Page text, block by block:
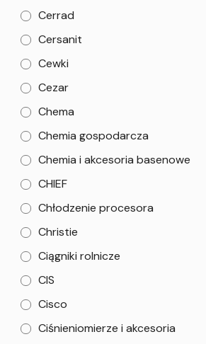
Cerrad
Cersanit
Cewki
Cezar
Chema
Chemia gospodarcza
Chemia i akcesoria basenowe
CHIEF
Chłodzenie procesora
Christie
Ciągniki rolnicze
CIS
Cisco
Ciśnieniomierze i akcesoria